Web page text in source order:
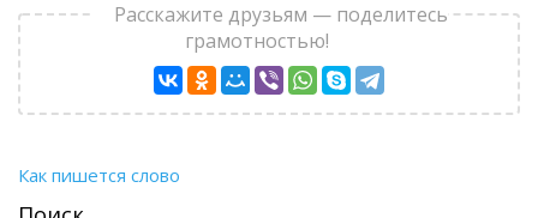
Расскажите друзьям — поделитесь
грамотностью!
Как пишется слово